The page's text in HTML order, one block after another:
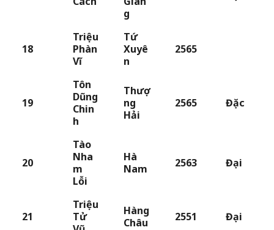
g
18
Triệu
Phàn
Vĩ
Tứ
Xuyê
n
2565
19
Tôn
Dũng
Chin
h
Thượ
ng
Hải
2565 Đặc
20
Tào
Nha
m
Lỗi
Hà
Nam
2563 Đại
21
Triệu
Tử
Hàng
Châu
2551 Đại